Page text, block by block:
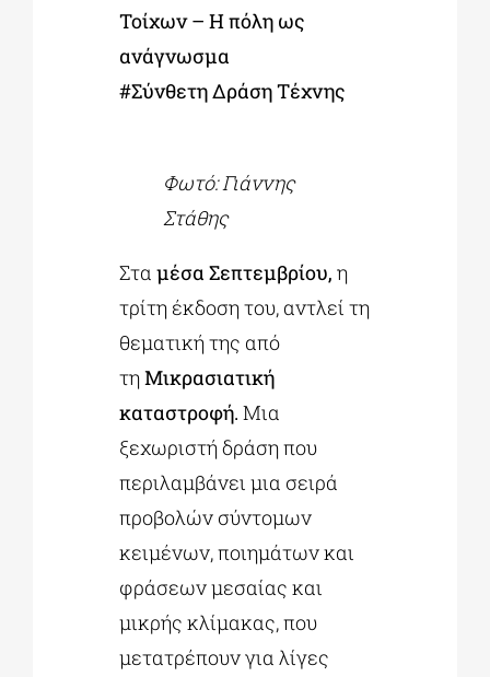
Τοίχων – Η πόλη ως
ανάγνωσμα
#Σύνθετη Δράση Τέχνης
Φωτό: Γιάννης
Στάθης
Σταμέσα Σεπτεμβρίου,η
τρίτη έκδοση του, αντλεί τη
θεματική της από
τηΜικρασιατική
καταστροφή.Μια
ξεχωριστή δράση που
περιλαμβάνει μια σειρά
προβολών σύντομων
κειμένων, ποιημάτων και
φράσεων μεσαίας και
μικρής κλίμακας, που
μετατρέπουν για λίγες